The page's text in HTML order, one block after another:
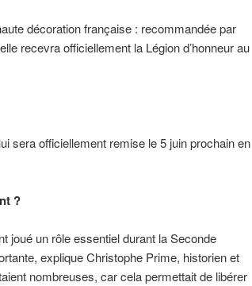
décoration française : recommandée par
recevra officiellement la Légion d’honneur au
sera officiellement remise le 5 juin prochain en
?
joué un rôle essentiel durant la Seconde
explique Christophe Prime, historien et
nombreuses, car cela permettait de libérer